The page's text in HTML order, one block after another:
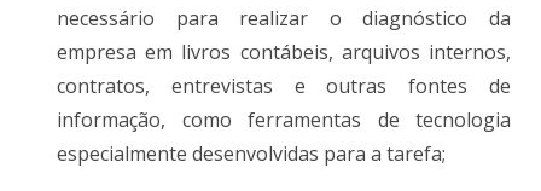
necessário para realizar o diagnóstico da
empresa em livros contábeis, arquivos internos,
contratos, entrevistas e outras fontes de
informação, como ferramentas de tecnologia
especialmente desenvolvidas para a tarefa;